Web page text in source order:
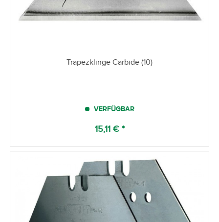
Trapezklinge Carbide (10)
VERFÜGBAR
15,11 € *